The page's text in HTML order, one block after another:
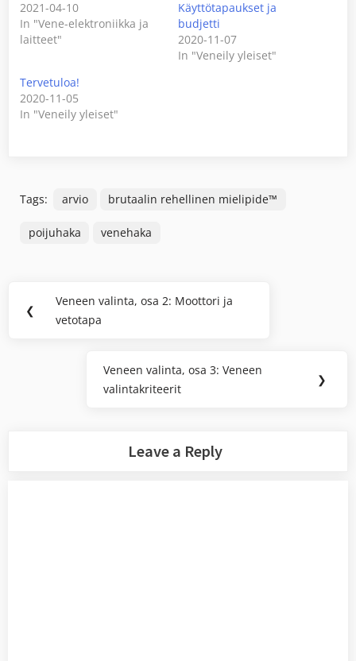
2021-04-10
In "Vene-elektroniikka ja
laitteet"
Käyttötapaukset ja
budjetti
2020-11-07
In "Veneily yleiset"
Tervetuloa!
2020-11-05
In "Veneily yleiset"
Tags: arvio brutaalin rehellinen mielipide™
poijuhaka venehaka
navigation
❮
Previous
Post:
Veneen valinta, osa 2: Moottori ja
vetotapa
Next
Post:
Veneen valinta, osa 3: Veneen
valintakriteerit
❯
Leave a Reply